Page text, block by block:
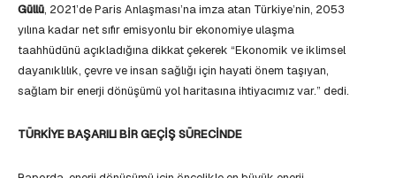
Güllü, 2021’de Paris Anlaşması’na imza atan Türkiye’nin, 2053
yılına kadar net sıfır emisyonlu bir ekonomiye ulaşma
taahhüdünü açıkladığına dikkat çekerek “Ekonomik ve iklimsel
dayanıklılık, çevre ve insan sağlığı için hayati önem taşıyan,
sağlam bir enerji dönüşümü yol haritasına ihtiyacımız var.” dedi.
TÜRKİYE BAŞARILI BİR GEÇİŞ SÜRECİNDE